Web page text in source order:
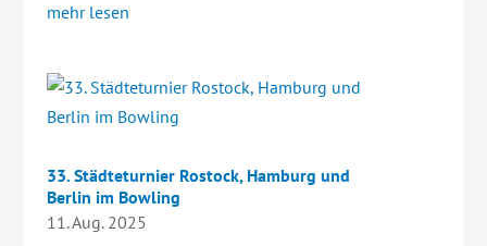
mehr lesen
33. Städteturnier Rostock, Hamburg und
Berlin im Bowling
11. Aug. 2025